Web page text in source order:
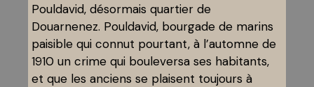
Pouldavid, désormais quartier de
Douarnenez. Pouldavid, bourgade de marins
paisible qui connut pourtant, à l’automne de
1910 un crime qui bouleversa ses habitants,
et que les anciens se plaisent toujours à